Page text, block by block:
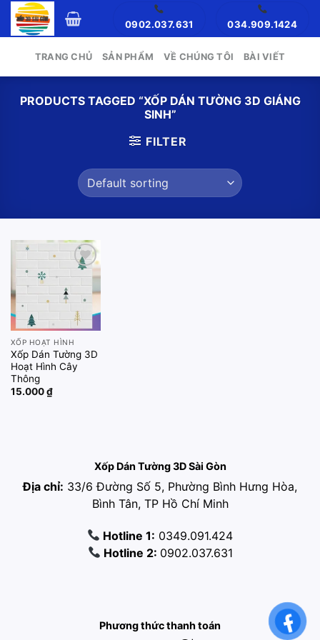
Skip
0902.037.631 034.909.1424
TRANG CHỦ SẢN PHẨM VỀ CHÚNG TÔI BÀI VIẾT
PRODUCTS TAGGED “XỐP DÁN TƯỜNG 3D GIÁNG
SINH”
FILTER
Add to
wishlist
XỐP HOẠT HÌNH
Xốp Dán Tường 3D
Hoạt Hình Cây
Thông
15.000₫
Xốp Dán Tường 3D Sài Gòn
Địa chỉ: 33/6 Đường Số 5, Phường Bình Hưng Hòa,
Bình Tân, TP Hồ Chí Minh
Hotline 1: 0349.091.424
Hotline 2: 0902.037.631
Phương thức thanh toán